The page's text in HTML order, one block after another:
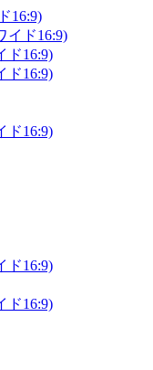
16:9)
イド16:9)
ド16:9)
ド16:9)
ド16:9)
ド16:9)
ド16:9)